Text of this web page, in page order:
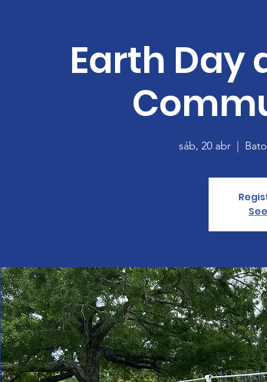
Earth Day
sáb, 20 abr